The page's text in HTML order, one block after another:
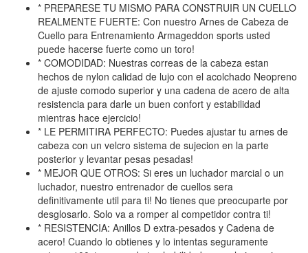
* PREPARESE TU MISMO PARA CONSTRUIR UN CUELLO
REALMENTE FUERTE: Con nuestro Arnes de Cabeza de
Cuello para Entrenamiento Armageddon sports usted
puede hacerse fuerte como un toro!
* COMODIDAD: Nuestras correas de la cabeza estan
hechos de nylon calidad de lujo con el acolchado Neopreno
de ajuste comodo superior y una cadena de acero de alta
resistencia para darle un buen confort y estabilidad
mientras hace ejercicio!
* LE PERMITIRA PERFECTO: Puedes ajustar tu arnes de
cabeza con un velcro sistema de sujecion en la parte
posterior y levantar pesas pesadas!
* MEJOR QUE OTROS: Si eres un luchador marcial o un
luchador, nuestro entrenador de cuellos sera
definitivamente util para ti! No tienes que preocuparte por
desglosarlo. Solo va a romper al competidor contra ti!
* RESISTENCIA: Anillos D extra-pesados y Cadena de
acero! Cuando lo obtienes y lo intentas seguramente